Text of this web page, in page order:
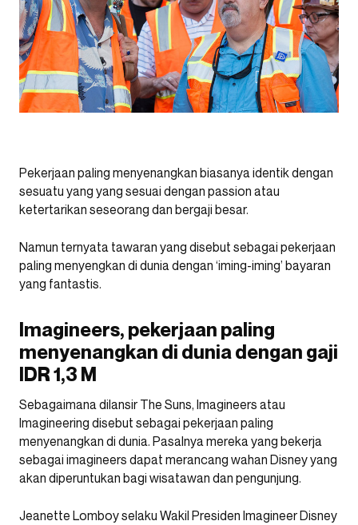
Pekerjaan paling menyenangkan biasanya identik dengan
sesuatu yang yang sesuai dengan passion atau
ketertarikan seseorang dan bergaji besar.
Namun ternyata tawaran yang disebut sebagai pekerjaan
paling menyengkan di dunia dengan ‘iming-iming’ bayaran
yang fantastis.
Imagineers, pekerjaan paling
menyenangkan di dunia dengan gaji
IDR 1,3 M
Sebagaimana dilansir The Suns, Imagineers atau
Imagineering disebut sebagai pekerjaan paling
menyenangkan di dunia. Pasalnya mereka yang bekerja
sebagai imagineers dapat merancang wahan Disney yang
akan diperuntukan bagi wisatawan dan pengunjung.
Jeanette Lomboy selaku Wakil Presiden Imagineer Disney